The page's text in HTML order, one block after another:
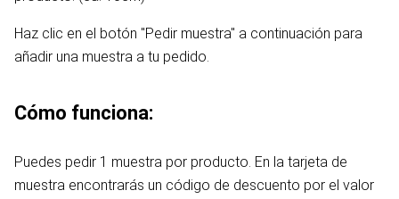
Haz clic en el botón "Pedir muestra" a continuación para
añadir una muestra a tu pedido.
Cómo funciona:
Puedes pedir 1 muestra por producto. En la tarjeta de
muestra encontrarás un código de descuento por el valor